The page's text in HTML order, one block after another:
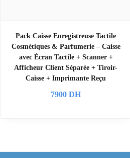
Pack Caisse Enregistreuse Tactile
Cosmétiques & Parfumerie – Caisse
avec Écran Tactile + Scanner +
Afficheur Client Séparée + Tiroir-
Caisse + Imprimante Reçu
7900 DH